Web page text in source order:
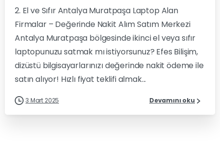
2. El ve Sıfır Antalya Muratpaşa Laptop Alan
Firmalar – Değerinde Nakit Alım Satım Merkezi
Antalya Muratpaşa bölgesinde ikinci el veya sıfır
laptopunuzu satmak mı istiyorsunuz? Efes Bilişim,
dizüstü bilgisayarlarınızı değerinde nakit ödeme ile
satın alıyor! Hızlı fiyat teklifi almak...
3 Mart 2025 Devamını oku